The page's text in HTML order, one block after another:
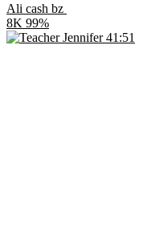
Ali cash bz
8K 99%
41:51